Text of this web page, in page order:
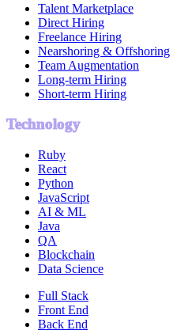
Talent Marketplace
Direct Hiring
Freelance Hiring
Nearshoring & Offshoring
Team Augmentation
Long-term Hiring
Short-term Hiring
Technology
Ruby
React
Python
JavaScript
AI & ML
Java
QA
Blockchain
Data Science
Full Stack
Front End
Back End